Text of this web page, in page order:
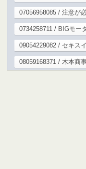
07056958085 / 注意が
0734258711 / BIGモー
09054229082 / セキス
08059168371 / 木本商